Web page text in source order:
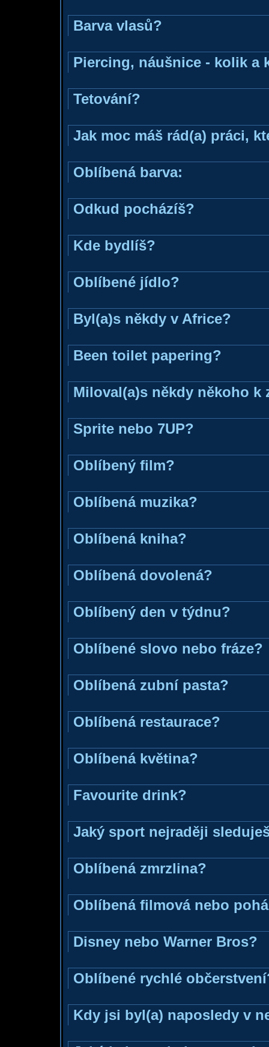
Barva vlasů?
Piercing, náušnice - kolik a
Tetování?
Jak moc máš rád(a) práci,
Oblíbená barva:
Odkud pocházíš?
Kde bydlíš?
Oblíbené jídlo?
Byl(a)s někdy v Africe?
Been toilet papering?
Miloval(a)s někdy někoho k
Sprite nebo 7UP?
Oblíbený film?
Oblíbená muzika?
Oblíbená kniha?
Oblíbená dovolená?
Oblíbený den v týdnu?
Oblíbené slovo nebo fráze?
Oblíbená zubní pasta?
Oblíbená restaurace?
Oblíbená květina?
Favourite drink?
Jaký sport nejraději
Oblíbená zmrzlina?
Oblíbená filmová nebo
Disney nebo Warner Bros?
Oblíbené rychlé
Kdy jsi byl(a) naposledy v